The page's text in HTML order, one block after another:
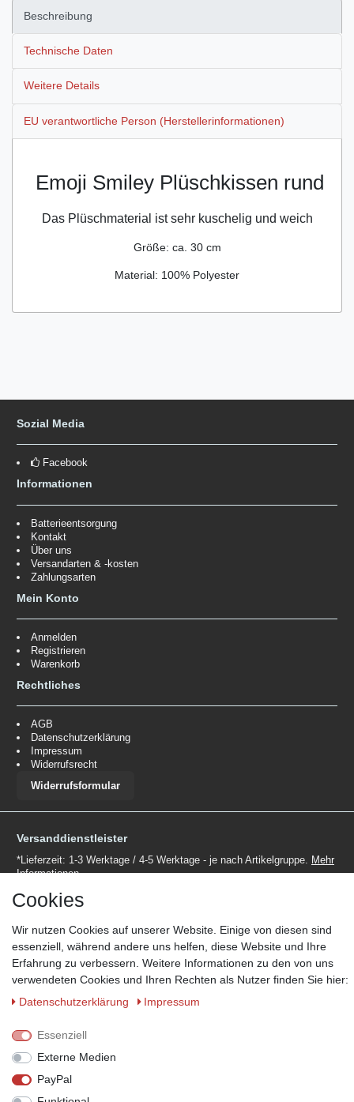
Beschreibung
Technische Daten
Weitere Details
EU verantwortliche Person (Herstellerinformationen)
Emoji Smiley Plüschkissen rund
Das Plüschmaterial ist sehr kuschelig und weich
Größe: ca. 30 cm
Material: 100% Polyester
Sozial Media
Facebook
Informationen
Batterieentsorgung
Kontakt
Über uns
Versandarten & -kosten
Zahlungsarten
Mein Konto
Anmelden
Registrieren
Warenkorb
Rechtliches
AGB
Datenschutzerklärung
Impressum
Widerrufsrecht
Widerrufsformular
Versanddienstleister
*Lieferzeit: 1-3 Werktage / 4-5 Werktage - je nach Artikelgruppe. Mehr
Informationen
Zahlungsmöglichkeiten
Zahlungsarten auszuschließen.Mehr Informationen
© Copyright 2026 Marabella´s | Alle Rechte vorbehalten. | Grundpreise
Cookies
Wir nutzen Cookies auf unserer Website. Einige von diesen sind
essenziell, während andere uns helfen, diese Website und Ihre
Erfahrung zu verbessern. Weitere Informationen zu den von uns
verwendeten Cookies und Ihren Rechten als Nutzer finden Sie hier:
Daten­schutz­erklärung
Impressum
Essenziell
Externe Medien
PayPal